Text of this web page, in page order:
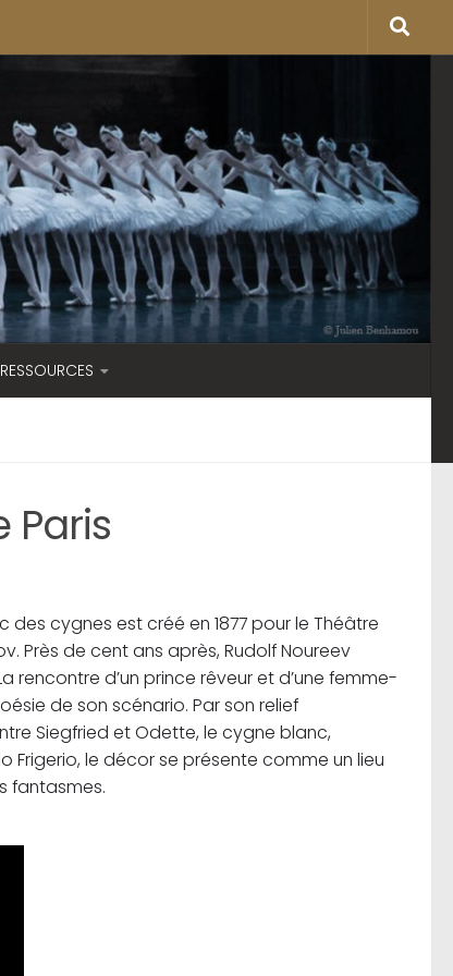
RESSOURCES
Paris
des cygnes est créé en 1877 pour le Théâtre
Près de cent ans après, Rudolf Noureev
rencontre d’un prince rêveur et d’une femme-
de son scénario. Par son relief
Siegfried et Odette, le cygne blanc,
Frigerio, le décor se présente comme un lieu
fantasmes.